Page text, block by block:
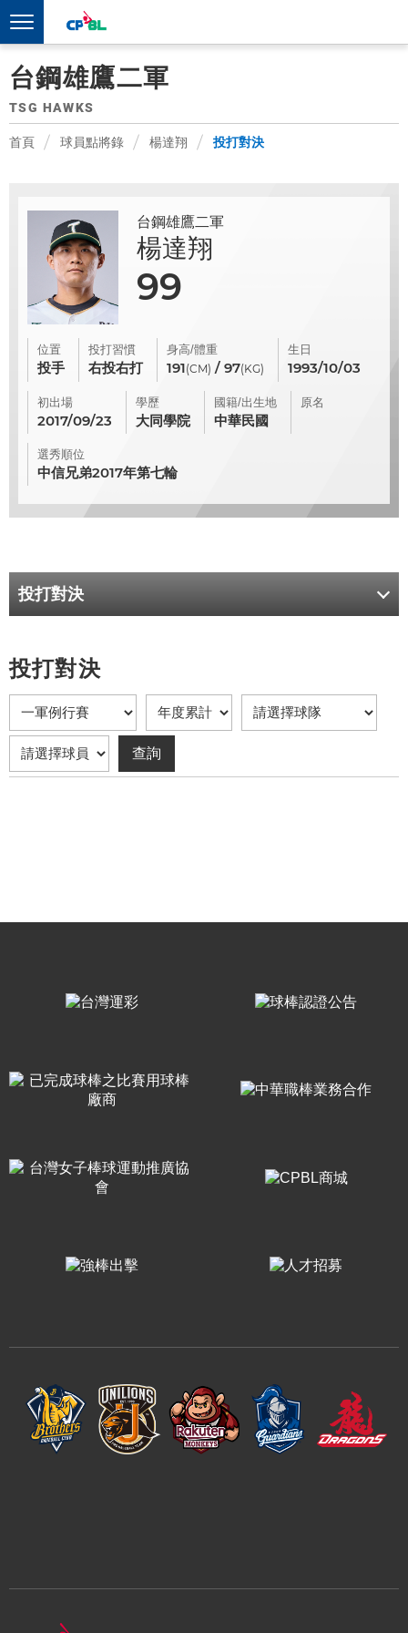
台鋼雄鷹二軍
TSG HAWKS
首頁 球員點將錄 楊達翔 投打對決
台鋼雄鷹二軍
楊達翔
99
位置
投手
投打習慣
右投右打
身高/體重
191(CM) / 97(KG)
生日
1993/10/03
初出場
2017/09/23
學歷
大同學院
國籍/出生地
中華民國
原名
選秀順位
中信兄弟2017年第七輪
投打對決
投打對決